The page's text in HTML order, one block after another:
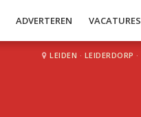
ADVERTEREN VACATURES
LEIDEN · LEIDERDORP ·